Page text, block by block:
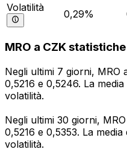
Volatilità
0,29%
MRO a CZK statistiche
Negli ultimi 7 giorni, MRO
0,5216 e 0,5246. La
volatilità.
Negli ultimi 30 giorni,
0,5216 e 0,5353. La
volatilità.